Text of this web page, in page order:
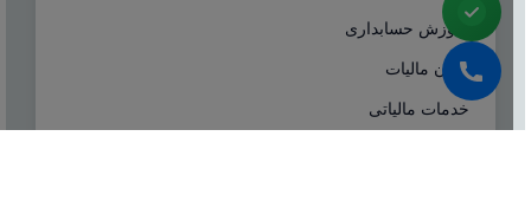
آموزش حسابداری
ایران مالیات
خدمات مالیاتی